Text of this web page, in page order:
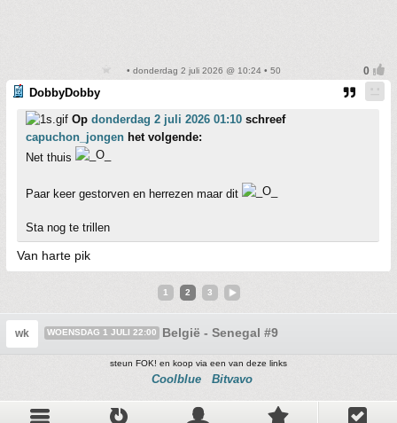
• donderdag 2 juli 2026 @ 10:24 • 50
DobbyDobby
Op donderdag 2 juli 2026 01:10 schreef
capuchon_jongen het volgende:
Net thuis
Paar keer gestorven en herrezen maar dit
Sta nog te trillen
Van harte pik
1 2 3
wk WOENSDAG 1 JULI 22:00 België - Senegal #9
steun FOK! en koop via een van deze links
Coolblue Bitvavo